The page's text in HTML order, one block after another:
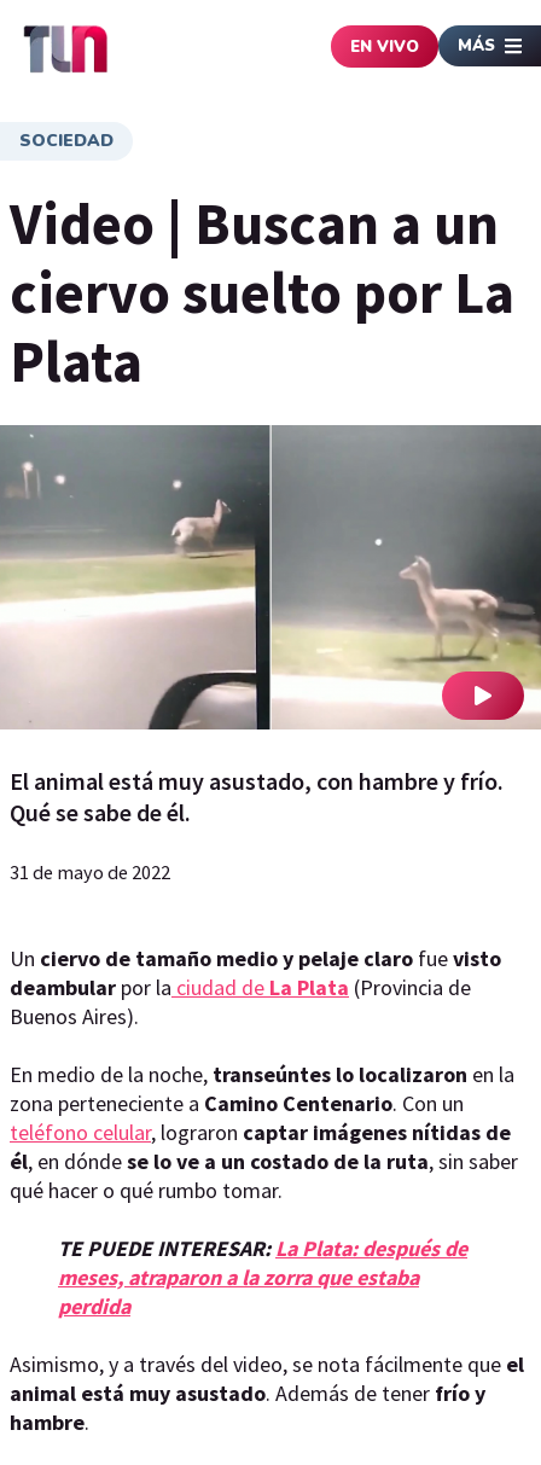
EN VIVO MÁS
SOCIEDAD
Video | Buscan a un
ciervo suelto por La
Plata
El animal está muy asustado, con hambre y frío.
Qué se sabe de él.
31 de mayo de 2022
Un ciervo de tamaño medio y pelaje claro fuevisto
deambular por la ciudad de La Plata (Provincia de
Buenos Aires).
En medio de la noche, transeúntes lo localizaron en la
zona perteneciente a Camino Centenario. Con un
teléfono celular, lograron captar imágenes nítidas de
él, en dóndese lo ve a un costado de la ruta, sin saber
qué hacer o qué rumbo tomar.
TE PUEDE INTERESAR:La Plata: después de
meses, atraparon a la zorra que estaba
perdida
Asimismo, y a través del video, se nota fácilmente que el
animal está muy asustado. Además de tener frío y
hambre.